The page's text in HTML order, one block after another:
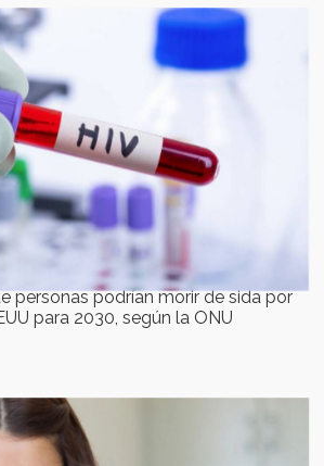
personas podrían morir de sida por
para 2030, según la ONU